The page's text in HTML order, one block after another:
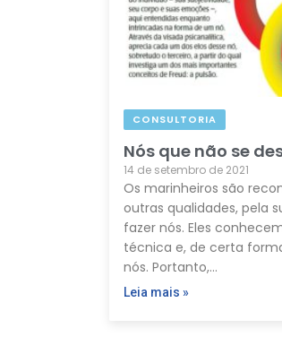
CONSULTORIA
Nós que não se
14 de setembro de 2021
Os marinheiros são
outras qualidades, pela
fazer nós. Eles
técnica e, de certa
nós. Portanto,…
Leia mais »